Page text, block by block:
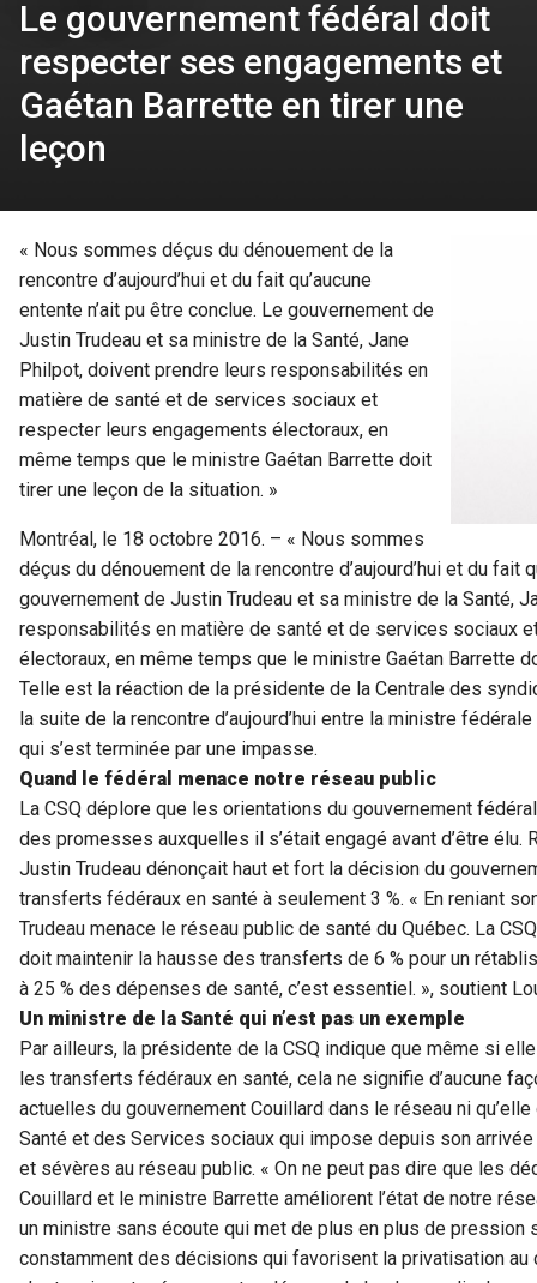
Le gouvernement fédéral doit
respecter ses engagements et
Gaétan Barrette en tirer une
leçon
« Nous sommes déçus du dénouement de la
rencontre d’aujourd’hui et du fait qu’aucune
entente n’ait pu être conclue. Le gouvernement de
Justin Trudeau et sa ministre de la Santé, Jane
Philpot, doivent prendre leurs responsabilités en
matière de santé et de services sociaux et
respecter leurs engagements électoraux, en
même temps que le ministre Gaétan Barrette doit
tirer une leçon de la situation. »
Montréal, le 18 octobre 2016. – « Nous sommes
déçus du dénouement de la rencontre d’aujourd’hui et du fait
gouvernement de Justin Trudeau et sa ministre de la Santé,
responsabilités en matière de santé et de services sociaux
électoraux, en même temps que le ministre Gaétan Barrette
Telle est la réaction de la présidente de la Centrale des
la suite de la rencontre d’aujourd’hui entre la ministre
qui s’est terminée par une impasse.
Quand le fédéral menace notre réseau public
La CSQ déplore que les orientations du gouvernement
des promesses auxquelles il s’était engagé avant d’être élu.
Justin Trudeau dénonçait haut et fort la décision du
transferts fédéraux en santé à seulement 3 %. « En reniant
Trudeau menace le réseau public de santé du Québec. La
doit maintenir la hausse des transferts de 6 % pour un
à 25 % des dépenses de santé, c’est essentiel. », soutient
Un ministre de la Santé qui n’est pas un exemple
Par ailleurs, la présidente de la CSQ indique que même si
les transferts fédéraux en santé, cela ne signifie d’aucune
actuelles du gouvernement Couillard dans le réseau ni
Santé et des Services sociaux qui impose depuis son
et sévères au réseau public. « On ne peut pas dire que les
Couillard et le ministre Barrette améliorent l’état de notre
un ministre sans écoute qui met de plus en plus de pression
constamment des décisions qui favorisent la privatisation